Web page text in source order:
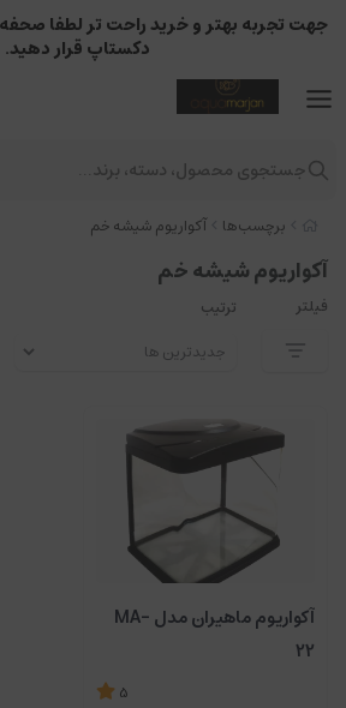
برچسب‌ها آکواریوم شیشه خم
آکواریوم شیشه خم
فیلتر ترتیب
آکواریوم ماهیران مدل MA-
22
5
جهت تجربه بهتر و خرید راحت تر لطفا
دکستاپ قرار دهید.
جستجوی محصول، دسته، برند...